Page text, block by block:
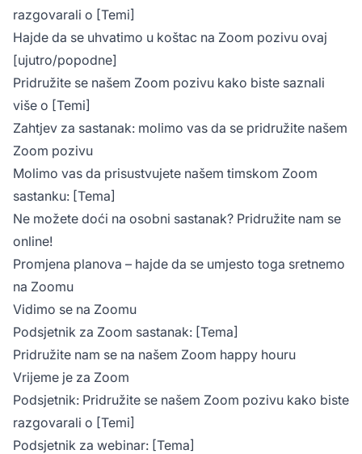
razgovarali o [Temi]
Hajde da se uhvatimo u koštac na Zoom pozivu ovaj
[ujutro/popodne]
Pridružite se našem Zoom pozivu kako biste saznali
više o [Temi]
Zahtjev za sastanak: molimo vas da se pridružite našem
Zoom pozivu
Molimo vas da prisustvujete našem timskom Zoom
sastanku: [Tema]
Ne možete doći na osobni sastanak? Pridružite nam se
online!
Promjena planova – hajde da se umjesto toga sretnemo
na Zoomu
Vidimo se na Zoomu
Podsjetnik za Zoom sastanak: [Tema]
Pridružite nam se na našem Zoom happy houru
Vrijeme je za Zoom
Podsjetnik: Pridružite se našem Zoom pozivu kako biste
razgovarali o [Temi]
Podsjetnik za webinar: [Tema]